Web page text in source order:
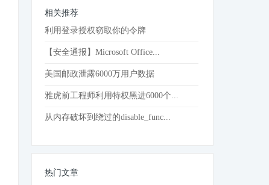
相关推荐
利用登录授权窃取你的令牌
【安全通报】Microsoft Office...
美国邮政泄露6000万用户数据
雅虎前工程师利用特权黑进6000个...
从内存破坏到绕过的disable_func...
热门文章